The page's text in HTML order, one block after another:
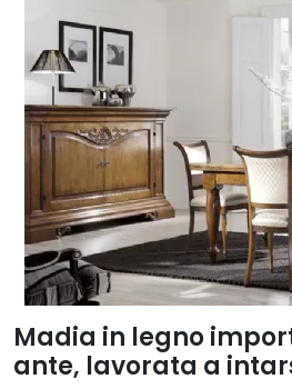
Madia in legno
ante, lavorata a